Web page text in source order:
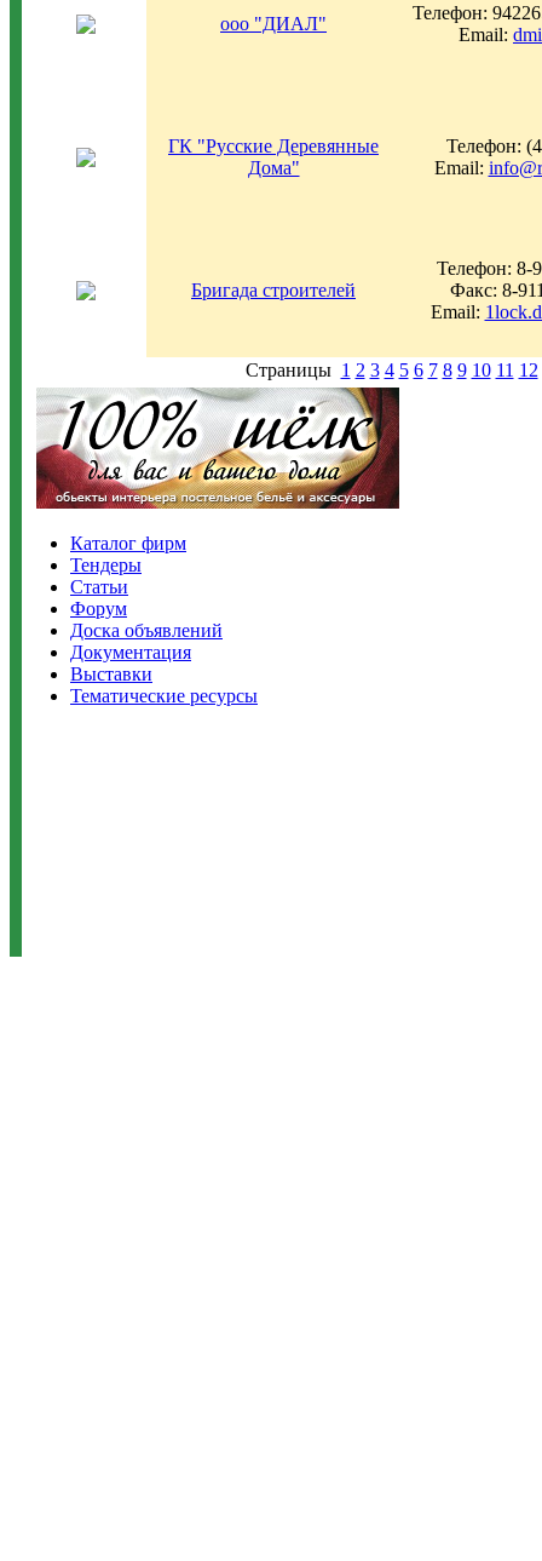
ооо "ДИАЛ"
Телефон:
Email:
ГК "Русские Деревянные
Дома"
Телефон:
Email:
Бригада строителей
Телефон: 8-
Факс: 8-
Email:
Страницы 1 2 3 4 5 6 7 8 9 10 11 12
Каталог фирм
Тендеры
Статьи
Форум
Доска объявлений
Документация
Выставки
Тематические ресурсы